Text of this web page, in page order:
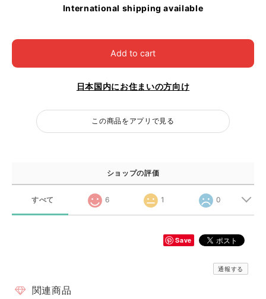
International shipping available
Add to cart
日本国内にお住まいの方向け
この商品をアプリで見る
ショップの評価
すべて 6 1 0
Save
通報する
関連商品